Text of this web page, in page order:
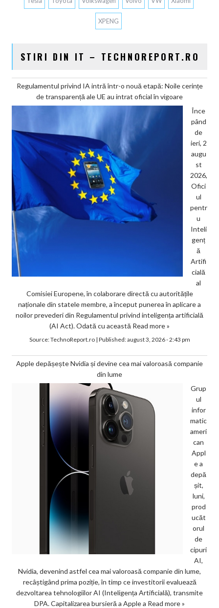
XPENG
STIRI DIN IT – TECHNOREPORT.RO
Regulamentul privind IA intră într-o nouă etapă: Noile cerințe
de transparență ale UE au intrat oficial în vigoare
Înce
pând
de
ieri, 2
augu
st
2026,
Ofici
ul
pentr
u
Inteli
genț
ă
Artifi
cială
al
Comisiei Europene, în colaborare directă cu autoritățile
naționale din statele membre, a început punerea în aplicare a
noilor prevederi din Regulamentul privind inteligența artificială
(AI Act). Odată cu această Read more »
Source:TechnoReport.ro| Published:august 3, 2026 - 2:43 pm
Apple depășește Nvidia și devine cea mai valoroasă companie
din lume
Grup
ul
infor
matic
ameri
can
Appl
e a
depă
șit,
luni,
prod
ucăt
orul
de
cipuri
AI,
Nvidia, devenind astfel cea mai valoroasă companie din lume,
recâștigând prima poziție, în timp ce investitorii evaluează
dezvoltarea tehnologiilor AI (Inteligența Artificială), transmite
DPA. Capitalizarea bursieră a Apple a Read more »